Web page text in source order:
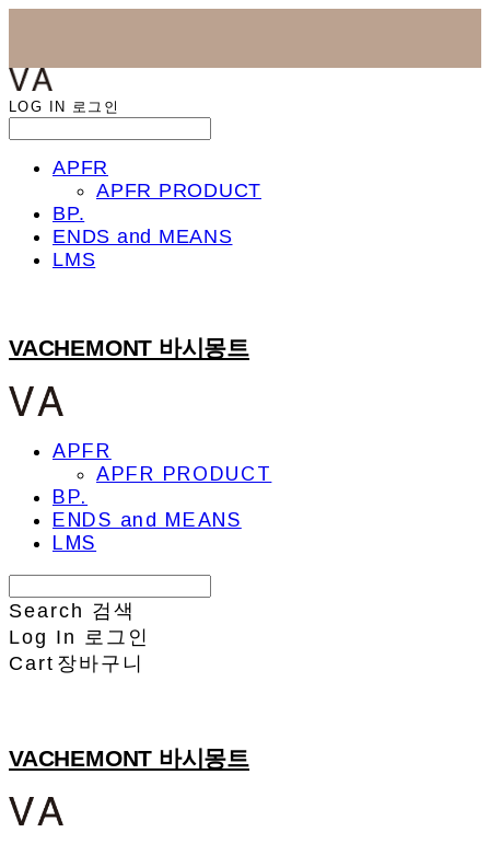
LOG IN 로그인
APFR
APFR PRODUCT
BP.
ENDS and MEANS
LMS
VACHEMONT 바시몽트
APFR
APFR PRODUCT
BP.
ENDS and MEANS
LMS
Search 검색
Log In
로그인
Cart 장바구니
VACHEMONT 바시몽트